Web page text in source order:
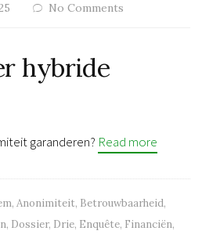
No Comments
hybride
garanderen? Read more
, Anonimiteit, Betrouwbaarheid,
, Dossier, Drie, Enquête, Financiën,